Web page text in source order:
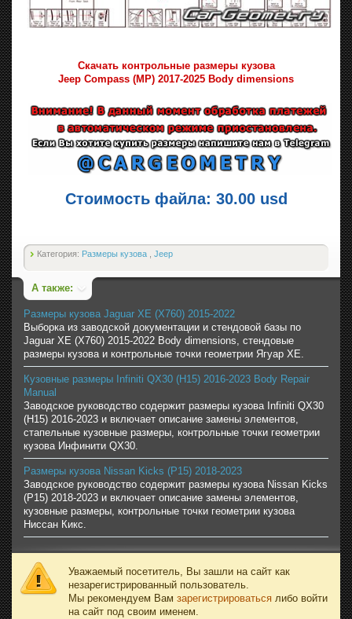
Скачать контрольные размеры кузова
Jeep Compass (MP) 2017-2025 Body dimensions
Стоимость файла: 30.00 usd
Категория: Размеры кузова , Jeep
А также:
Размеры кузова Jaguar XE (X760) 2015-2022
Выборка из заводской документации и стендовой базы по
Jaguar XE (X760) 2015-2022 Body dimensions, стендовые
размеры кузова и контрольные точки геометрии Ягуар XE.
Кузовные размеры Infiniti QX30 (H15) 2016-2023 Body Repair
Manual
Заводское руководство содержит размеры кузова Infiniti QX30
(H15) 2016-2023 и включает описание замены элементов,
стапельные кузовные размеры, контрольные точки геометрии
кузова Инфинити QX30.
Размеры кузова Nissan Kicks (P15) 2018-2023
Заводское руководство содержит размеры кузова Nissan Kicks
(P15) 2018-2023 и включает описание замены элементов,
кузовные размеры, контрольные точки геометрии кузова
Ниссан Кикс.
Уважаемый посетитель, Вы зашли на сайт как
незарегистрированный пользователь.
Мы рекомендуем Вам зарегистрироваться либо войти
на сайт под своим именем.